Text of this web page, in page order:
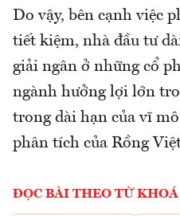
Do vậy, bên cạnh việc
tiết kiệm, nhà đầu tư
giải ngân ở những cổ
ngành hưởng lợi lớn
trong dài hạn của vĩ
phân tích của Rồng
ĐỌC BÀI THEO TỪ KHOÁ